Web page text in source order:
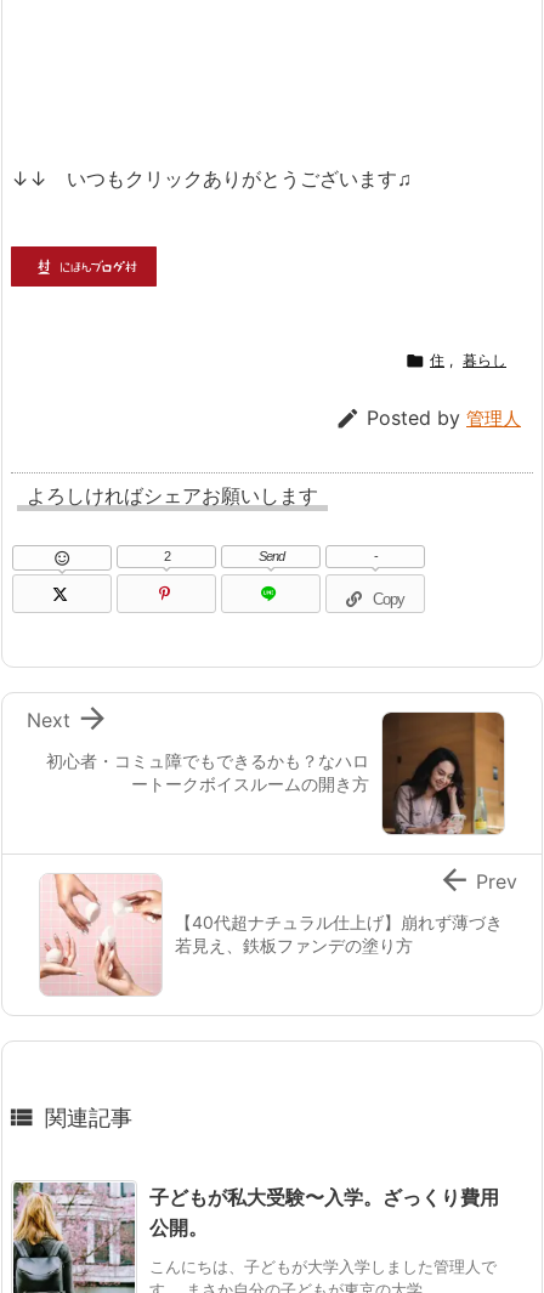
↓↓ いつもクリックありがとうございます♫
 住 , 暮らし
 Posted by 管理人
よろしければシェアお願いします
 2 Send
Copy
-
初心者・コミュ障でもできるかも？なハロ
ートークボイスルームの開き方

Next
【40代超ナチュラル仕上げ】崩れず薄づき
若見え、鉄板ファンデの塗り方
 Prev
 関連記事
子どもが私大受験〜入学。ざっくり費用
公開。
こんにちは、子どもが大学入学しました管理人で